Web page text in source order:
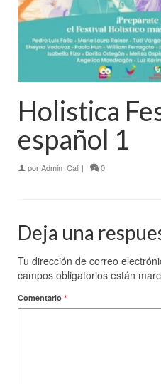
Holistica
español 1
porAdmin_Cali | 0
Deja una
Tu dirección de correo
campos obligatorios están
Comentario *